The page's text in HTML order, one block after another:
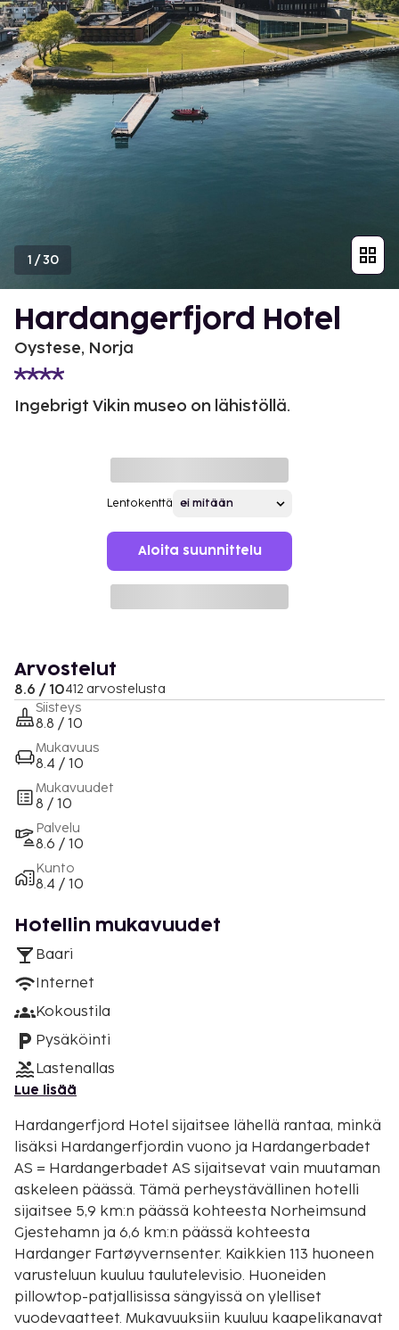
1 /30
Hardangerfjord Hotel
Oystese, Norja
Ingebrigt Vikin museo on lähistöllä.
Lentokenttä
Aloita suunnittelu
Arvostelut
8.6 / 10412 arvostelusta
Siisteys
8.8 / 10
Mukavuus
8.4 / 10
Mukavuudet
8 / 10
Palvelu
8.6 / 10
Kunto
8.4 / 10
Hotellin mukavuudet
Baari
Internet
Kokoustila
Pysäköinti
Lastenallas
Lue lisää
Hardangerfjord Hotel sijaitsee lähellä rantaa, minkä
lisäksi Hardangerfjordin vuono ja Hardangerbadet
AS = Hardangerbadet AS sijaitsevat vain muutaman
askeleen päässä. Tämä perheystävällinen hotelli
sijaitsee 5,9 km:n päässä kohteesta Norheimsund
Gjestehamn ja 6,6 km:n päässä kohteesta
Hardanger Fartøyvernsenter. Kaikkien 113 huoneen
varusteluun kuuluu taulutelevisio. Huoneiden
pillowtop-patjallisissa sängyissä on ylelliset
vuodevaatteet. Mukavuuksiin kuuluu kaapelikanavat